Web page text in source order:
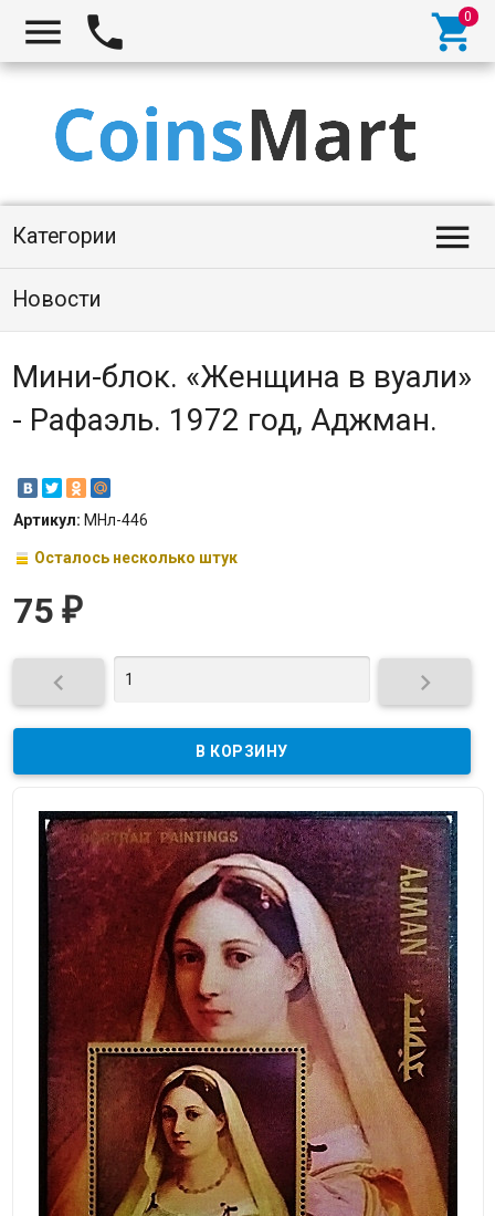
  
Категории 
Новости
Мини-блок. «Женщина в вуали»
- Рафаэль. 1972 год, Аджман.
Артикул: МНл-446
Осталось несколько штук
75 ₽
 